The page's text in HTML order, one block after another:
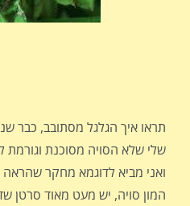
תראו איך הגלגל מסתובב, כבר
שלי שלא הסויה מסוכנת
ואני מביא לדוגמא מחקר שהראה
המון סויה, יש מעט מאוד סרטן